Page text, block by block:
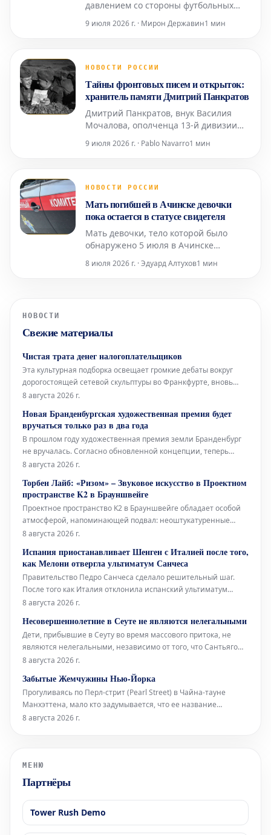
давлением со стороны футбольных
Франции, что может помешать
европейские федерации сохраняют
такого шага. Ранее, в 2023 году, УЕФА
уже
9 июля 2026 г. · Мирон Державин1 мин
НОВОСТИ РОССИИ
Тайны фронтовых писем и открыток:
хранитель памяти Дмитрий Панкратов
Дмитрий Панкратов, внук Василия
Мочалова, ополченца 13-й дивизии
района Москвы, на протяжении 30 лет
Отечественной войны. В его
около пяти тысяч различных
артефактов: конв
9 июля 2026 г. · Pablo Navarro1 мин
НОВОСТИ РОССИИ
Мать погибшей в Ачинске девочки
пока остается в статусе свидетеля
Мать девочки, тело которой было
обнаружено 5 июля в Ачинске
исчезновения, на данный момент
Следственного комитета России.
8 июля 2026 г. · Эдуард Алтухов1 мин
НОВОСТИ
Свежие материалы
Чистая трата денег налогоплательщиков
Эта культурная подборка освещает громкие дебаты вокруг
дорогостоящей сетевой скульптуры во Франкфурте, вновь
открывшуюся Галерею Аполлона в Лувре, культовое
Берлинского Фольксбюне, превращенного во временный
открытый бассейн. Дебаты во
8 августа 2026 г.
Новая Бранденбургская художественная премия будет
вручаться только раз в два года
В прошлом году художественная премия земли Бранденбург
не вручалась. Согласно обновленной концепции, теперь
премия будет присуждаться только раз в два года, и это не
утверждая новую структуру премии, намерено оказать
всестороннюю поддержку
8 августа 2026 г.
Торбен Лайб: «Ризом» – Звуковое искусство в Проектном
пространстве K2 в Брауншвейге
Проектное пространство K2 в Брауншвейге обладает особой
атмосферой, напоминающей подвал: неоштукатуренные
стены, высоко расположенные окна и видимые трубы, словно
окружении норвежский звуковой художник Торбен Лайб
представляет свою ин
8 августа 2026 г.
Испания приостанавливает Шенген с Италией после того,
как Мелони отвергла ультиматум Санчеса
Правительство Педро Санчеса сделало решительный шаг.
После того как Италия отклонила испанский ультиматум
относительно пограничного контроля для испанских граждан
72 000 мигрантов в Сеуту неделю назад), испанское
правительство приняло от
8 августа 2026 г.
Несовершеннолетние в Сеуте не являются нелегальными
Дети, прибывшие в Сеуту во время массового притока, не
являются нелегальными, независимо от того, что Сантьяго
Абаскаль называет их «захватчиками», а соглашения между
границы поднимает вопросы об испанских спецслужбах,
степени лояльности сот
8 августа 2026 г.
Забытые Жемчужины Нью-Йорка
Прогуливаясь по Перл-стрит (Pearl Street) в Чайна-тауне
Манхэттена, мало кто задумывается, что ее название
указывает на первоначальную береговую линию Ист-Ривер
8 августа 2026 г.
МЕНЮ
Партнёры
Tower Rush Demo